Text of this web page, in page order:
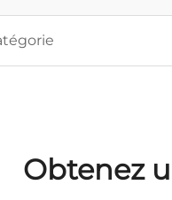
Obtenez